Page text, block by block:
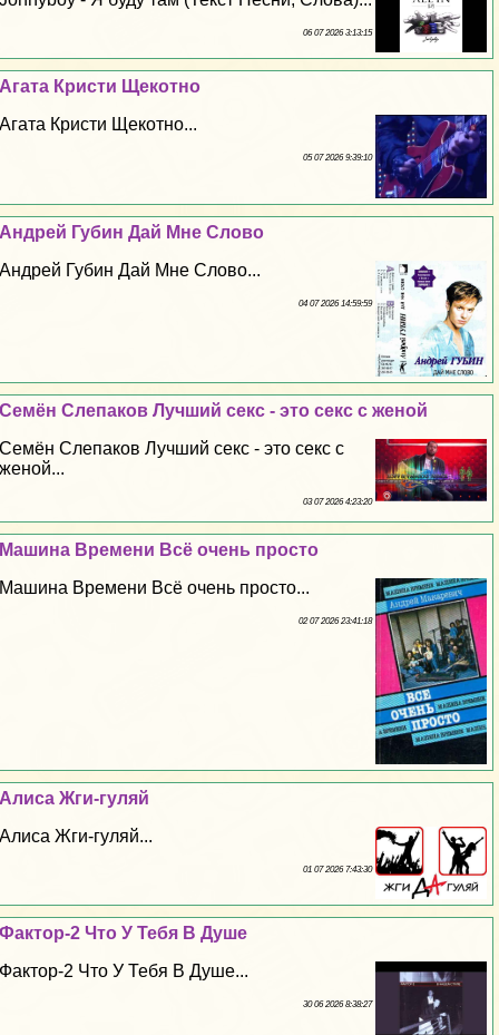
06 07 2026 3:13:15
Агата Кристи Щекотно
Агата Кристи Щекотно...
05 07 2026 9:39:10
Андрей Губин Дай Мне Слово
Андрей Губин Дай Мне Слово...
04 07 2026 14:59:59
Семён Слепаков Лучший ceкc - это ceкc с женой
Семён Слепаков Лучший ceкc - это ceкc с
женой...
03 07 2026 4:23:20
Машина Времени Всё очень просто
Машина Времени Всё очень просто...
02 07 2026 23:41:18
Алиса Жги-гуляй
Алиса Жги-гуляй...
01 07 2026 7:43:30
Фактор-2 Что У Тебя В Душе
Фактор-2 Что У Тебя В Душе...
30 06 2026 8:38:27